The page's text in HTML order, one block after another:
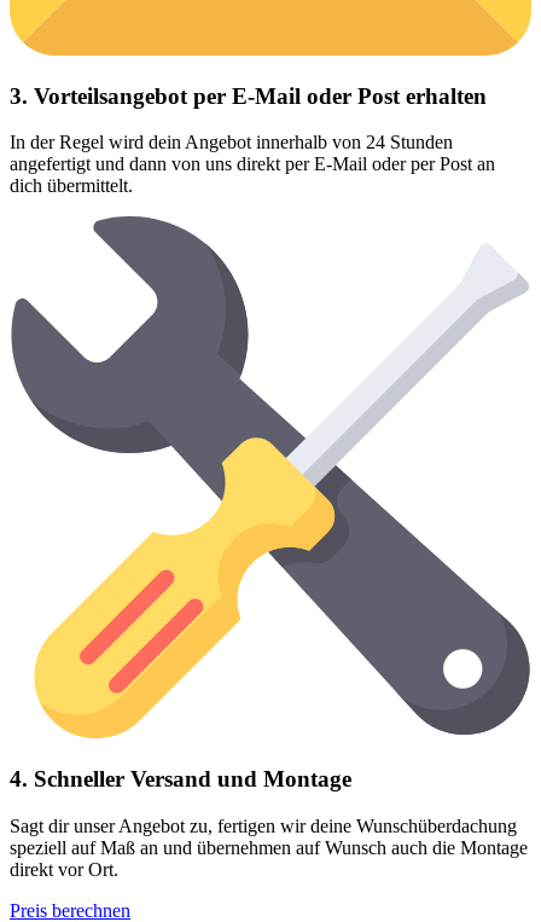
3. Vorteilsangebot per E-Mail oder Post erhalten
In der Regel wird dein Angebot innerhalb von 24 Stunden
angefertigt und dann von uns direkt per E-Mail oder per Post an
dich übermittelt.
4. Schneller Versand und Montage
Sagt dir unser Angebot zu, fertigen wir deine Wunschüberdachung
speziell auf Maß an und übernehmen auf Wunsch auch die Montage
direkt vor Ort.
Preis berechnen